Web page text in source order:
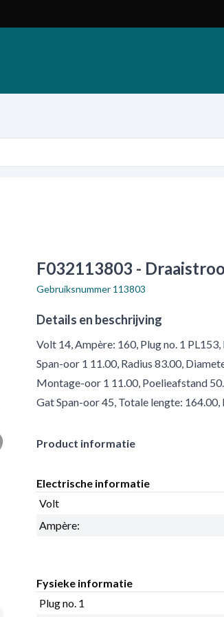
F032113803 -
Gebruiksnummer 113803
Details en beschrijving
Volt 14, Ampère: 160, Plug no. 1
Span-oor 1 11.00, Radius 83.00,
Montage-oor 1 11.00, Poelieafstand
Gat Span-oor 45, Totale lengte:
Product informatie
Electrische informatie
Volt
Ampère:
Fysieke informatie
Plug no. 1